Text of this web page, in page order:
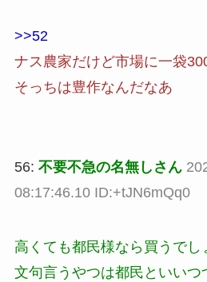
>>52
ナス農家だけど市場に一袋
そっちは豊作なんだなあ
56: 不要不急の名無しさん
08:17:46.10 ID:+tJN6mQq0
高くても都民様なら買うでし
文句言うやつは都民といいつ